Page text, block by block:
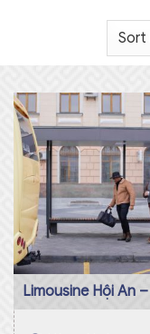
Limousine Hội An